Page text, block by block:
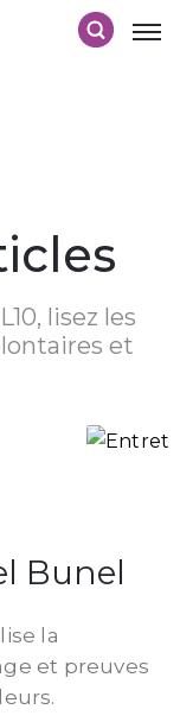
lisez les
et
Bunel
la
et preuves